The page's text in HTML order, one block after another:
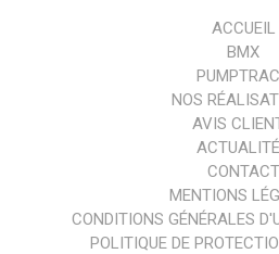
ACCUEIL
BMX
NOS
AVIS
CONTACT
MENTIONS
CONDITIONS GÉNÉRALES
POLITIQUE DE